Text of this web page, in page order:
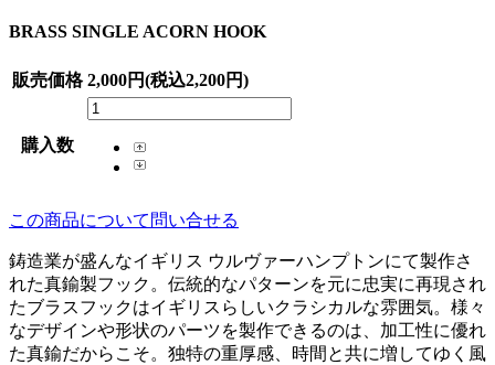
BRASS SINGLE ACORN HOOK
販売価格 2,000円(税込2,200円)
購入数
この商品について問い合せる
鋳造業が盛んなイギリス ウルヴァーハンプトンにて製作さ
れた真鍮製フック。伝統的なパターンを元に忠実に再現され
たブラスフックはイギリスらしいクラシカルな雰囲気。様々
なデザインや形状のパーツを製作できるのは、加工性に優れ
た真鍮だからこそ。独特の重厚感、時間と共に増してゆく風